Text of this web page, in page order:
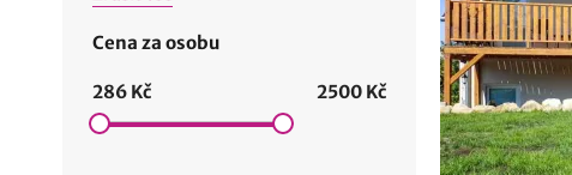
Cena za osobu
286 Kč 2500 Kč